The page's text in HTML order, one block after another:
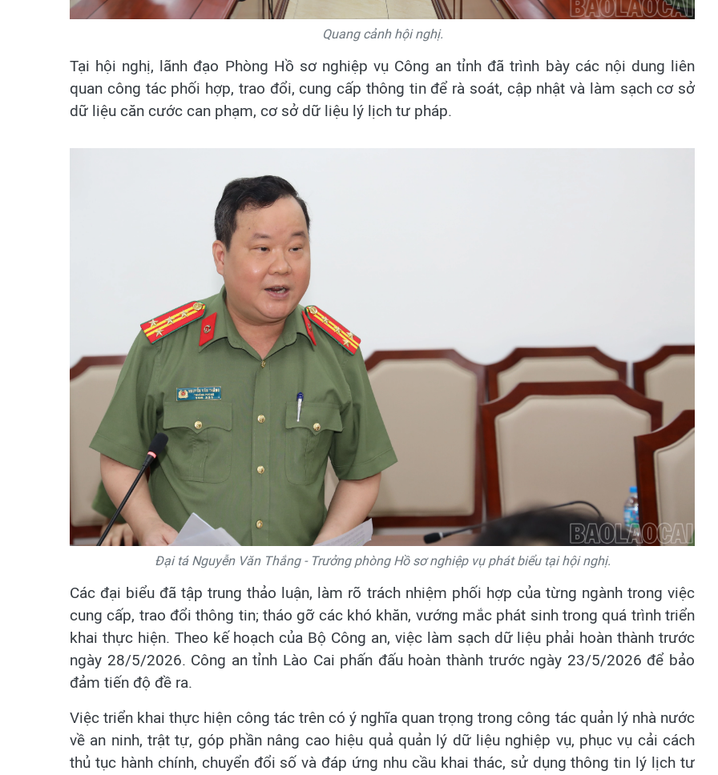
Quang cảnh hội nghị.
Tại hội nghị, lãnh đạo Phòng Hồ sơ nghiệp vụ Công an tỉnh đã trình bày các nội dung liên
quan công tác phối hợp, trao đổi, cung cấp thông tin để rà soát, cập nhật và làm sạch cơ sở
dữ liệu căn cước can phạm, cơ sở dữ liệu lý lịch tư pháp.
Đại tá Nguyễn Văn Thắng - Trưởng phòng Hồ sơ nghiệp vụ phát biểu tại hội nghị.
Các đại biểu đã tập trung thảo luận, làm rõ trách nhiệm phối hợp của từng ngành trong việc
cung cấp, trao đổi thông tin; tháo gỡ các khó khăn, vướng mắc phát sinh trong quá trình triển
khai thực hiện. Theo kế hoạch của Bộ Công an, việc làm sạch dữ liệu phải hoàn thành trước
ngày 28/5/2026. Công an tỉnh Lào Cai phấn đấu hoàn thành trước ngày 23/5/2026 để bảo
đảm tiến độ đề ra.
Việc triển khai thực hiện công tác trên có ý nghĩa quan trọng trong công tác quản lý nhà nước
về an ninh, trật tự, góp phần nâng cao hiệu quả quản lý dữ liệu nghiệp vụ, phục vụ cải cách
thủ tục hành chính, chuyển đổi số và đáp ứng nhu cầu khai thác, sử dụng thông tin lý lịch tư